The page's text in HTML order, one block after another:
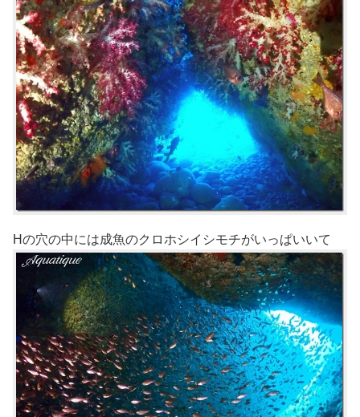
Hの穴の中には成魚のクロホシイシモチがいっぱいいて